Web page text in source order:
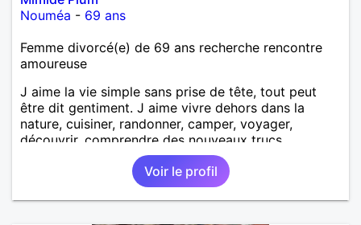
Nouméa - 69 ans
Femme divorcé(e) de 69 ans recherche rencontre
amoureuse
J aime la vie simple sans prise de tête, tout peut
être dit gentiment. J aime vivre dehors dans la
nature, cuisiner, randonner, camper, voyager,
découvrir, comprendre des nouveaux trucs
techniques et sur la vie des êtres vivants. J aime
danser, faire la fête. Je ne bois pratiquement pas d
alcool, je fume rarement, je ris souvent. Je cherche
un vrai amoureux pour continuer à profiter de la vie
Voir le profil